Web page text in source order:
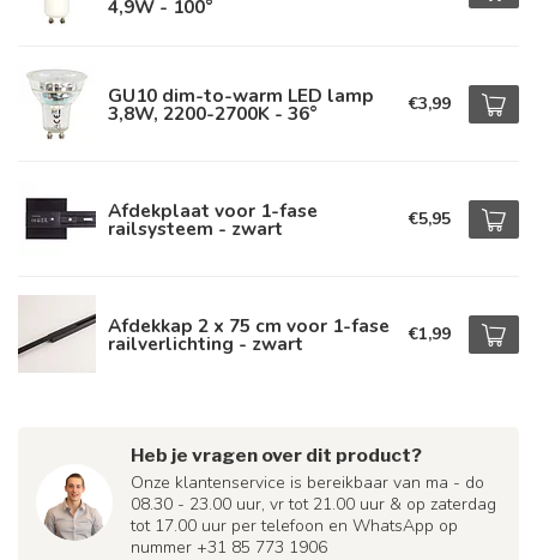
4,9W - 100°
GU10 dim-to-warm LED lamp
3,8W, 2200-2700K - 36° €3,99
Afdekplaat voor 1-fase
railsysteem - zwart €5,95
Afdekkap 2 x 75 cm voor 1-fase
railverlichting - zwart €1,99
Heb je vragen over dit product?
Onze klantenservice is bereikbaar van ma - do
08.30 - 23.00 uur, vr tot 21.00 uur & op zaterdag
tot 17.00 uur per telefoon en WhatsApp op
nummer +31 85 773 1906